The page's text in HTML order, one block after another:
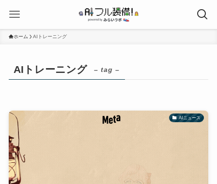
ホーム AIトレーニング
AIトレーニング – tag –
AIニュース